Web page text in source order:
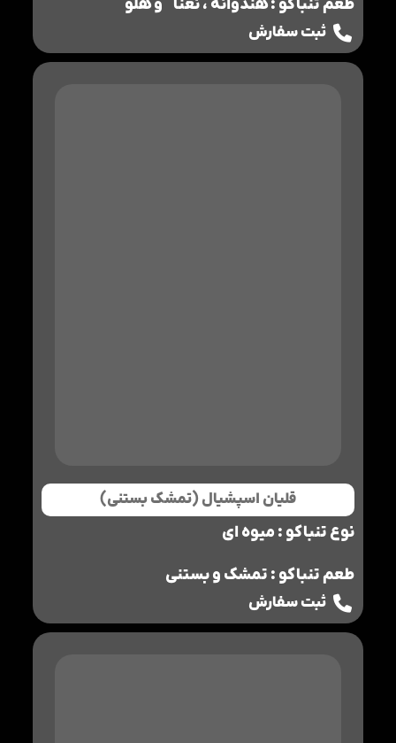
طعم تنباکو : هندوانه ، نعنا و هلو
ثبت سفارش
قلیان اسپشیال (تمشک بستنی)
نوع تنباکو : میوه ای
طعم تنباکو : تمشک و بستنی
ثبت سفارش